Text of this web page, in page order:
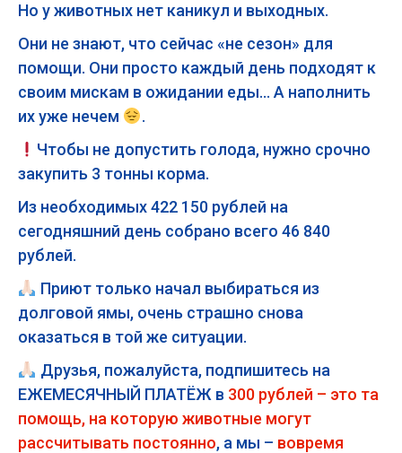
Но у животных нет каникул и выходных.
Они не знают, что сейчас «не сезон» для
помощи. Они просто каждый день подходят к
своим мискам в ожидании еды… А наполнить
их уже нечем
.
Чтобы не допустить голода, нужно срочно
закупить 3 тонны корма.
Из необходимых 422 150 рублей на
сегодняшний день собрано всего 46 840
рублей.
Приют только начал выбираться из
долговой ямы, очень страшно снова
оказаться в той же ситуации.
Друзья, пожалуйста, подпишитесь на
ЕЖЕМЕСЯЧНЫЙ ПЛАТЁЖ в 300 рублей – это та
помощь, на которую животные могут
рассчитывать постоянно, а мы – вовремя